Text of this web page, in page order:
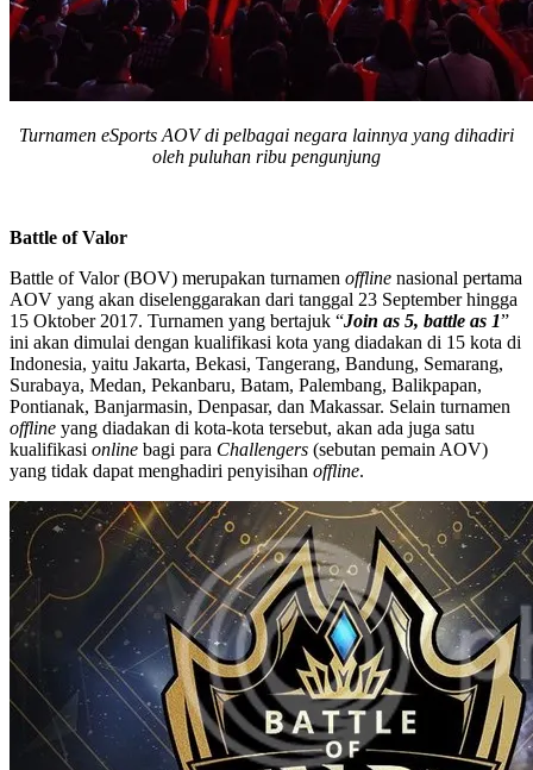
Turnamen eSports AOV di pelbagai negara lainnya yang dihadiri
oleh puluhan ribu pengunjung
Battle of Valor
Battle of Valor (BOV) merupakan turnamen offline nasional pertama
AOV yang akan diselenggarakan dari tanggal 23 September hingga
15 Oktober 2017. Turnamen yang bertajuk “Join as 5, battle as 1”
ini akan dimulai dengan kualifikasi kota yang diadakan di 15 kota di
Indonesia, yaitu Jakarta, Bekasi, Tangerang, Bandung, Semarang,
Surabaya, Medan, Pekanbaru, Batam, Palembang, Balikpapan,
Pontianak, Banjarmasin, Denpasar, dan Makassar. Selain turnamen
offline yang diadakan di kota-kota tersebut, akan ada juga satu
kualifikasi online bagi para Challengers (sebutan pemain AOV)
yang tidak dapat menghadiri penyisihan offline.